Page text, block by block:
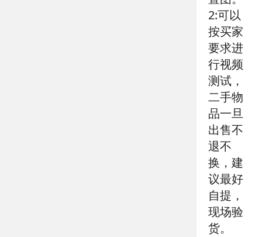
2:可以
按买家
要求进
行视频
测试，
二手物
品一旦
出售不
退不
换，建
议最好
自提，
现场验
货。